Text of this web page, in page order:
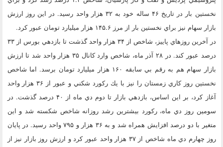
نخستين بار در تاريخ ۴۶ ساله خود به ۳۲ هزار واحد رسيد. در اين روز ارزش
بازار سهام نيز براي نخستين بار از مرز ۱۴۵.۶ هزار ميليارد تومان عبور كرد.
در آخرين روزهاي پاييز، شاخص از ۳۴ هزار واحد گذشت تا بازدهي بورس از ۳۳
درصد عبور كند. در ۲۸ آذر ماه، شاخص وارد كانال ۳۵ هزار واحد شد تا ارزش
بازار سهام هم به رقم بي سابقه ۱۶۰ هزار ميليارد تومان برسد. اما شاخص
نخستين روز كاري زمستان را نيز با يك ركورد شكني و عبور از ۳۶ هزار واحد
آغاز كرد، بر اين اساس، بازدهي بازار تا دوم دي ماه از ۴۰ درصد گذشت. در
سومين روز دي ماه، ركورد بيشترين رشد روزانه شاخص شكسته شد و اين
متغير با دو درصد افزايش همراه شد و به ۳۶ هزار و ۷۹۵ واحد رسيد. در پايان
روز چهارم دي ماه شاخص از ۳۷ هزار واحد عبور كرد و ارزش روز بازار نيز از